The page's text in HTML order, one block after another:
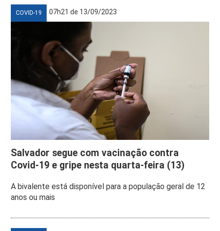
COVID-19 07h21 de 13/09/2023
Salvador segue com vacinação contra
Covid-19 e gripe nesta quarta-feira (13)
A bivalente está disponível para a população geral de 12
anos ou mais